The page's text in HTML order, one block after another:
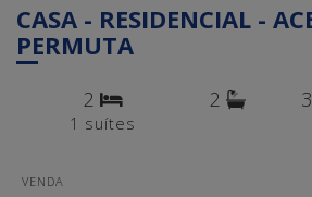
CASA - RESIDENCIAL -
PERMUTA
2
1 suítes
2 3
VENDA